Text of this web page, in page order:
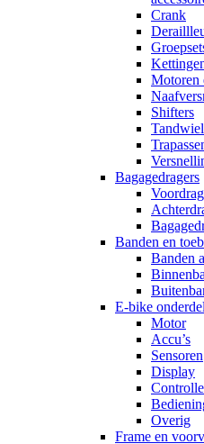
Crank
Motoren
Shifters
Bagagedragers
Banden en
Banden
E-bike
Motor
Accu’s
Sensoren
Display
Overig
Frame en